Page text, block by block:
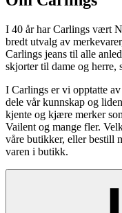
I 40 år har Carlings vært
bredt utvalg av
Carlings jeans til alle
skjorter til dame og herre,
I Carlings er vi opptatte
dele vår kunnskap og
kjente og kjære merker
Vailent og mange fler.
våre butikker, eller bestill
varen i butikk.